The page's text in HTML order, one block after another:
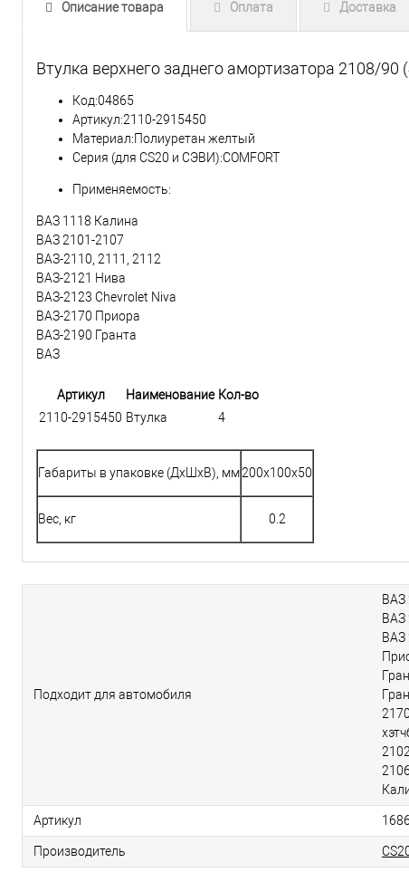
Описание товара Оплата Доставка
Втулка верхнего заднего амортизатора 2108/
Код:04865
Артикул:2110-2915450
Материал:Полиуретан желтый
Серия (для CS20 и СЭВИ):COMFORT
Применяемость:
ВАЗ 1118 Калина
ВАЗ 2101-2107
ВАЗ-2110, 2111, 2112
ВАЗ-2121 Нива
ВАЗ-2123 Chevrolet Niva
ВАЗ-2170 Приора
ВАЗ-2190 Гранта
ВАЗ
Артикул Наименование Кол-во
2110-2915450 Втулка 4
Габариты в упаковке (ДхШхВ), мм200x100x50
Вес, кг 0.2
Подходит для автомобиля
ВАЗ
ВАЗ
ВАЗ
Артикул
Производитель